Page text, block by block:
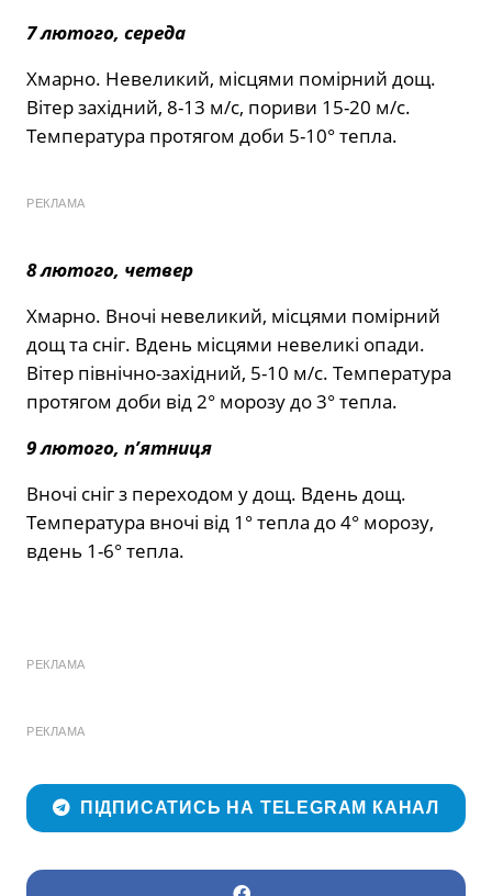
7 лютого, середа
Хмарно. Невеликий, місцями помірний дощ.
Вітер західний, 8-13 м/с, пориви 15-20 м/с.
Температура протягом доби 5-10° тепла.
РЕКЛАМА
8 лютого, четвер
Хмарно. Вночі невеликий, місцями помірний
дощ та сніг. Вдень місцями невеликі опади.
Вітер північно-західний, 5-10 м/с. Температура
протягом доби від 2° морозу до 3° тепла.
9 лютого, п’ятниця
Вночі сніг з переходом у дощ. Вдень дощ.
Температура вночі від 1° тепла до 4° морозу,
вдень 1-6° тепла.
РЕКЛАМА
РЕКЛАМА
ПІДПИСАТИСЬ НА TELEGRAM КАНАЛ